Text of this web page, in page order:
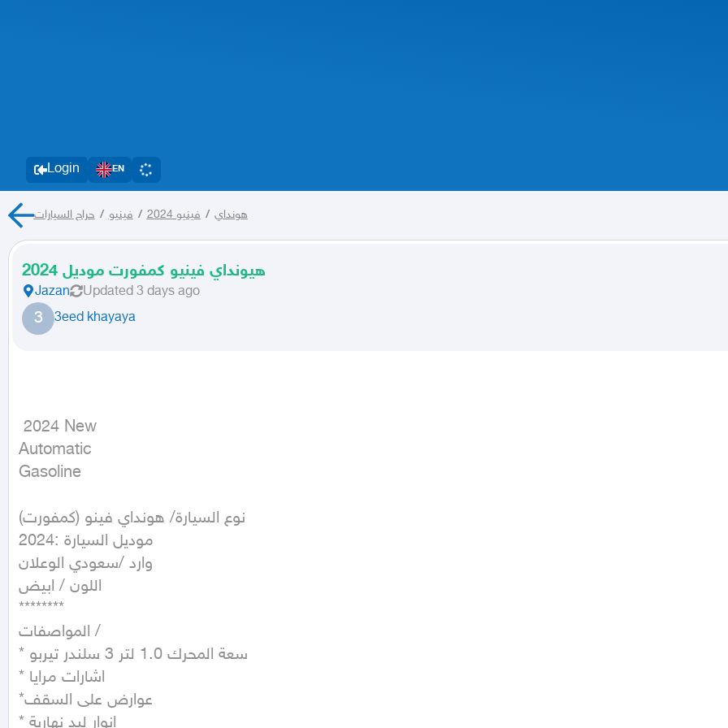
Login EN
هونداي / فينيو 2024 / فينيو / حراج السيارات
هيونداي فينيو كمفورت موديل 2024
Jazan Updated 3 days ago
3 3eed khayaya
Automatic
Gasoline
نوع السيارة/ هونداي فينو (كمفورت)
موديل السيارة :2024
وارد /سعودي الوعلان
اللون / ابيض
********
المواصفات /
* سعة المحرك 1.0 لتر 3 سلندر تيربو
* اشارات مرايا
*عوارض على السقف
* انوار ليد نهارية